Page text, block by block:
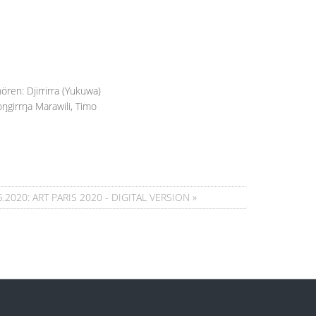
Djirrirra (Yukuwa)
Marawili, Timo
ART PARIS 2020 - DIGITAL VERSION »